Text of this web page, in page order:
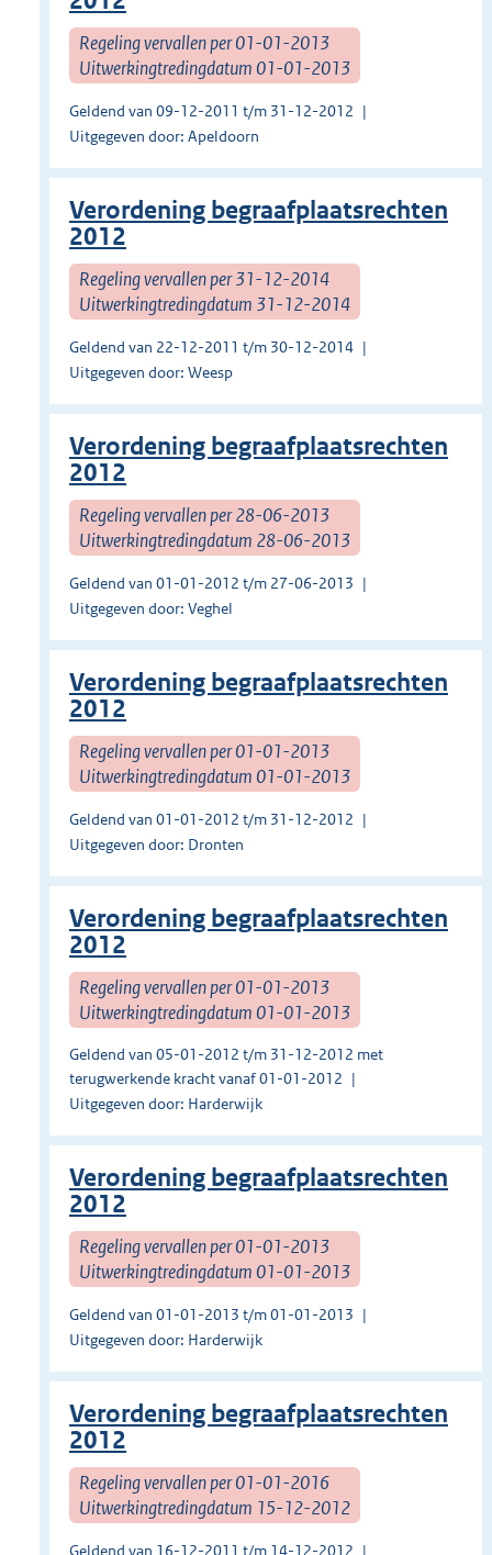
Regeling vervallen per 01-01-2013
Uitwerkingtredingdatum 01-01-2013
Geldend van 09-12-2011 t/m 31-12-2012
Uitgegeven door: Apeldoorn
Verordening begraafplaatsrechten
2012
Regeling vervallen per 31-12-2014
Uitwerkingtredingdatum 31-12-2014
Geldend van 22-12-2011 t/m 30-12-2014
Uitgegeven door: Weesp
Verordening begraafplaatsrechten
2012
Regeling vervallen per 28-06-2013
Uitwerkingtredingdatum 28-06-2013
Geldend van 01-01-2012 t/m 27-06-2013
Uitgegeven door: Veghel
Verordening begraafplaatsrechten
2012
Regeling vervallen per 01-01-2013
Uitwerkingtredingdatum 01-01-2013
Geldend van 01-01-2012 t/m 31-12-2012
Uitgegeven door: Dronten
Verordening begraafplaatsrechten
2012
Regeling vervallen per 01-01-2013
Uitwerkingtredingdatum 01-01-2013
Geldend van 05-01-2012 t/m 31-12-2012 met
terugwerkende kracht vanaf 01-01-2012
Uitgegeven door: Harderwijk
Verordening begraafplaatsrechten
2012
Regeling vervallen per 01-01-2013
Uitwerkingtredingdatum 01-01-2013
Geldend van 01-01-2013 t/m 01-01-2013
Uitgegeven door: Harderwijk
Verordening begraafplaatsrechten
2012
Regeling vervallen per 01-01-2016
Uitwerkingtredingdatum 15-12-2012